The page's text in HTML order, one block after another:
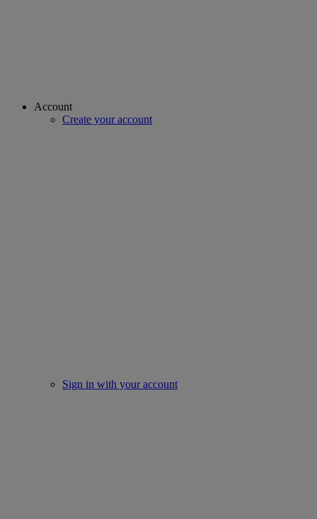
Account
Create your account
Sign in with your account